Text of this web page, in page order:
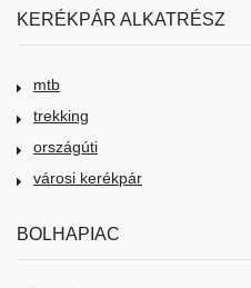
KERÉKPÁR ALKATRÉSZ
mtb
trekking
országúti
városi kerékpár
BOLHAPIAC